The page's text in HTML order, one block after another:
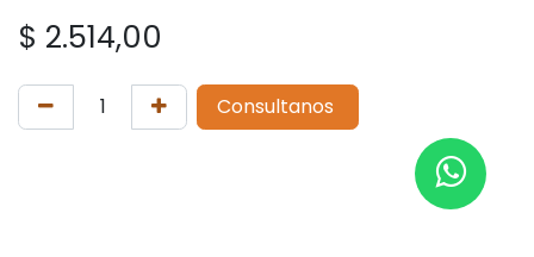
$ 2.514,00
Consultanos